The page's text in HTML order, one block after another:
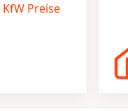
KfW Preise